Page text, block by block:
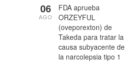
FDA aprueba
ORZEYFUL
(oveporexton) de
Takeda para tratar la
causa subyacente de
la narcolepsia tipo 1
06
AGO